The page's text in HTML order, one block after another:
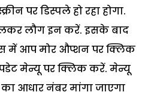
पर डिस्पले हो रहा होगा.
लौग इन करें. इसके बाद
में आप मोर औप्शन पर क्लिक
मेन्यू पर क्लिक करें. मेन्यू
आधार नंबर मांगा जाएगा